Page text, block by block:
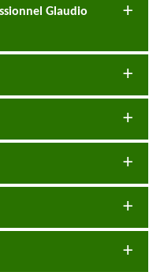
Glaudio